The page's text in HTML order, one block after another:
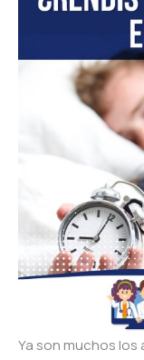
Ya son muchos los